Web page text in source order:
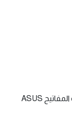
أيقونة لوحة المفاتيح ASUS ErgoSense لوحة المفاتيح ASUS